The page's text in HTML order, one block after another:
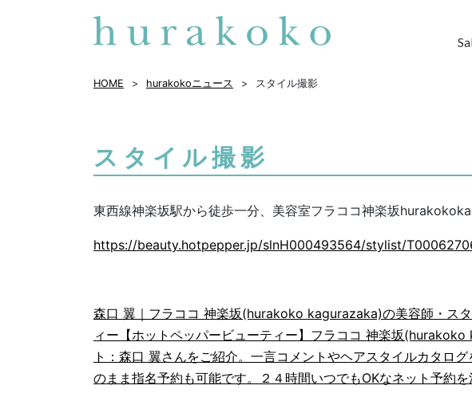
HOME hurakokoニュース スタイル撮影
スタイル撮影
東西線神楽坂駅から徒歩一分、美容室フラココ神楽坂
https://beauty.hotpepper.jp/slnH000493564/stylist/
森口 翼｜フラココ 神楽坂(hurakoko kagurazaka)の美容師・ス
ィー 【ホットペッパービューティー】フラココ 神楽坂
ト：森口 翼さんをご紹介。一言コメントやヘアスタイルカタロ
のまま指名予約も可能です。２４時間いつでもOKなネット予約を